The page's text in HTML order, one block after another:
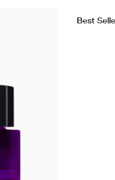
Best